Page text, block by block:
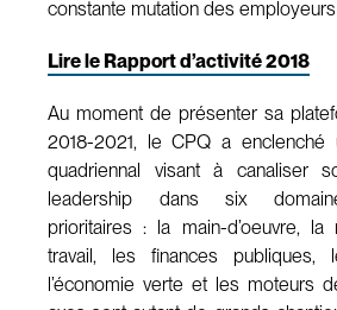
constante mutation des
Lire le Rapport d’activité 2018
Au moment de présenter sa
2018-2021, le CPQ a enclenché
quadriennal visant à canaliser
leadership dans six
prioritaires : la main-d’oeuvre, la
travail, les finances publiques,
l’économie verte et les moteurs